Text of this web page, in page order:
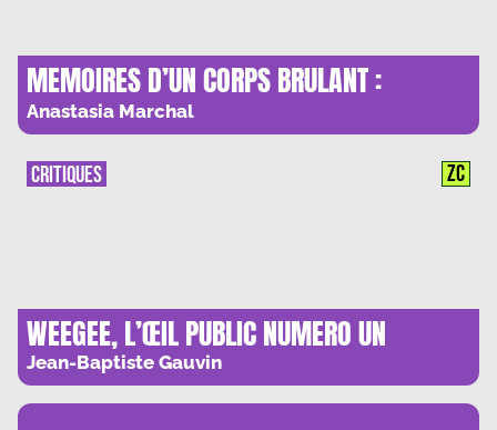
MEMOIRES D’UN CORPS BRULANT :
MIEVRES DESIRS
Anastasia Marchal
WEEGEE, L’ŒIL PUBLIC NUMERO UN
Jean-Baptiste Gauvin
CRITIQUES ZC